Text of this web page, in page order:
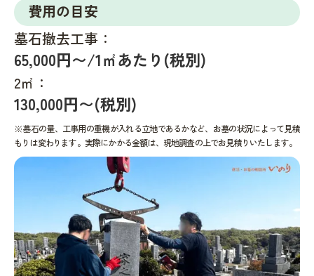
費用の目安
墓石撤去工事：
65,000円〜/1㎡あたり(税別)
2㎡：
130,000円〜(税別)
※墓石の量、工事用の重機が入れる立地であるかなど、お墓の状況によって見積
もりは変わります。実際にかかる金額は、現地調査の上でお見積りいたします。